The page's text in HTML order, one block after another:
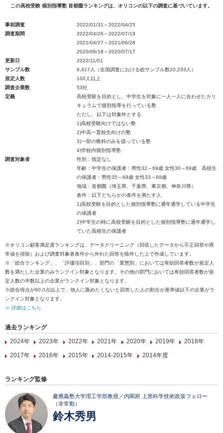
この高校受験 個別指導塾 首都圏ランキングは、オリコンの以下の調査に基づいています。
事前調査
2022/01/31～2022/04/25
調査期間
2022/04/26～2022/07/19
2021/04/27～2021/06/28
2020/06/18～2020/07/17
更新日
2022/11/01
サンプル数
6,417人（全国調査における総サンプル数20,233人）
規定人数
100人以上
調査企業数
53社
定義
高校受験を目的とし、中学生を対象に一人一人に合わせたカリ
キュラムで個別指導を行っている塾
ただし、以下は対象外とする
1)高校受験向けではない塾
2)中高一貫校生向けの塾
3)一部の教科のみを扱っている塾
4)学校内個別指導塾
調査対象者
性別：指定なし
年齢：中学生の保護者：男性32～69歳 女性30～69歳 高校生
の保護者：男性35～69歳 女性33～69歳
地域：首都圏（埼玉県、千葉県、東京都、神奈川県）
条件：以下どちらかの条件を満たす人
1)高校受験を目的とした個別指導塾に通年通学している中学生
の保護者
2)中学生の時に高校受験を目的とした個別指導塾に通年通学し
ていた高校生の保護者
※オリコン顧客満足度ランキングは、データクリーニング（回収したデータから不正回答や異
常値を排除）および調査対象者条件から外れた回答を除外した上で作成しています。
※「総合ランキング」、「評価項目別」、部門の「業態別」においては有効回答者数が規定人
数を満たした企業のみランクイン対象となります。その他の部門においては有効回答者数が規
定人数の半数以上の企業がランクイン対象となります。
※総合得点が60.0点以上で、他人に薦めたくないと回答した人の割合が基準値以下の企業がラ
ンクイン対象となります。
≫ 詳細はこちら
過去ランキング
2024年
2023年 2022年 2021年 2020年 2019年
2018年
2017年
2016年 2015年 2014-2015年 2014年度
ランキング監修
慶應義塾大学理工学部教授／内閣府 上席科学技術政策フェロー
（非常勤）
鈴木秀男